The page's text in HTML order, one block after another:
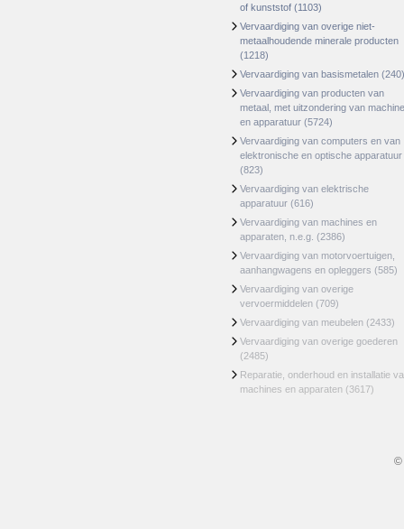
of kunststof (1103)
Vervaardiging van overige niet-
metaalhoudende minerale producten
(1218)
Vervaardiging van basismetalen (240)
Vervaardiging van producten van
metaal, met uitzondering van
en apparatuur (5724)
Vervaardiging van computers en van
elektronische en optische apparatuur
(823)
Vervaardiging van elektrische
apparatuur (616)
Vervaardiging van machines en
apparaten, n.e.g. (2386)
Vervaardiging van motorvoertuigen,
aanhangwagens en opleggers (585)
Vervaardiging van overige
vervoermiddelen (709)
Vervaardiging van meubelen (2433)
Vervaardiging van overige goederen
(2485)
Reparatie, onderhoud en installatie
machines en apparaten (3617)
©